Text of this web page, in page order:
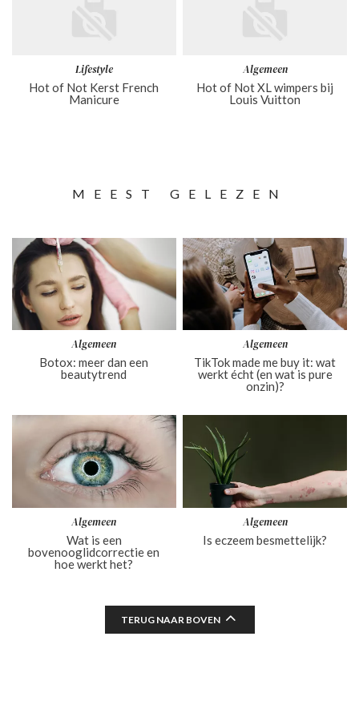
Lifestyle
Hot of Not Kerst French
Manicure
Algemeen
Hot of Not XL wimpers bij
Louis Vuitton
MEEST GELEZEN
Algemeen
Botox: meer dan een
beautytrend
Algemeen
TikTok made me buy it: wat
werkt écht (en wat is pure
onzin)?
Algemeen
Wat is een
bovenooglidcorrectie en
hoe werkt het?
Algemeen
Is eczeem besmettelijk?
TERUG NAAR BOVEN